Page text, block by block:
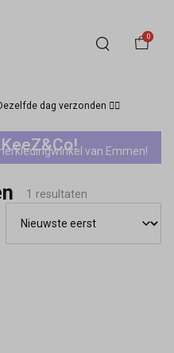
0
dag verzonden 🏃‍♀️
van Emmen!
1 resultaten